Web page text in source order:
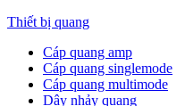
Thiết bị quang
Cáp quang amp
Cáp quang singlemode
Cáp quang multimode
Dây nhảy quang